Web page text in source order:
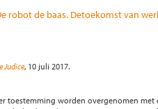
robot de baas. Detoekomst van
Judice, 10 juli 2017.
toestemming worden overgenomen